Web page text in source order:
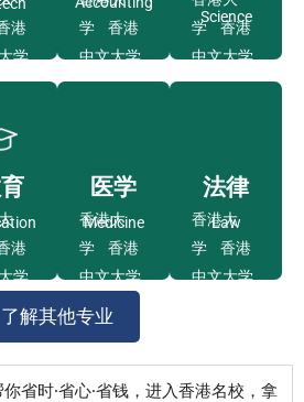
港
学
技
大
市
多
学 香港
中文大学
香港科技
香港城市
大学
了
解
多
Science
学 香港
中文大学
香港科技
香港城市
大学
了
解
港
学
技
大
医学
Medicine
香港大
学 香港
中文大学
香港科技
港理工大
学
法律
Law
香港大
学 香港
中文大学
港理工大
学
了解其他专业
省时·省心·省钱，进入香港名校，拿